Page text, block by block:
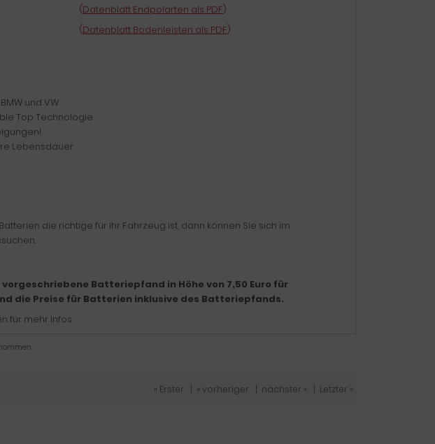
(Datenblatt Endpolarten als PDF)
(Datenblatt Bodenleisten als PDF)
und VW
Top Technologie
Lebensdauer
die richtige für Ihr Fahrzeug ist, dann können Sie sich im
Batteriepfand in Höhe von 7,50 Euro für
die Preise für Batterien inklusive des Batteriepfands.
für mehr Infos
« Erster « vorheriger nächster » Letzter »